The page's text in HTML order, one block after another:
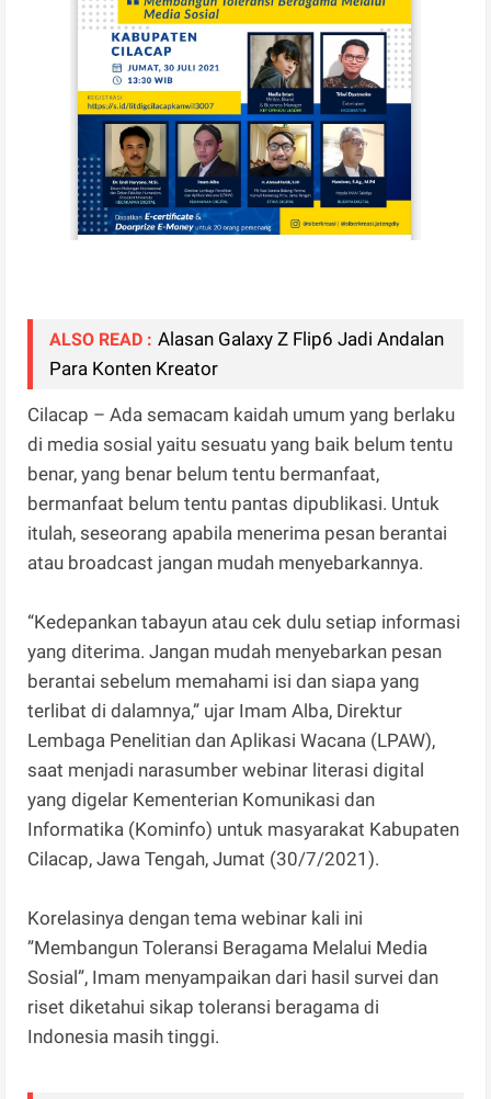
ALSO READ : Alasan Galaxy Z Flip6 Jadi Andalan
Para Konten Kreator
Cilacap – Ada semacam kaidah umum yang berlaku
di media sosial yaitu sesuatu yang baik belum tentu
benar, yang benar belum tentu bermanfaat,
bermanfaat belum tentu pantas dipublikasi. Untuk
itulah, seseorang apabila menerima pesan berantai
atau broadcast jangan mudah menyebarkannya.
“Kedepankan tabayun atau cek dulu setiap informasi
yang diterima. Jangan mudah menyebarkan pesan
berantai sebelum memahami isi dan siapa yang
terlibat di dalamnya,” ujar Imam Alba, Direktur
Lembaga Penelitian dan Aplikasi Wacana (LPAW),
saat menjadi narasumber webinar literasi digital
yang digelar Kementerian Komunikasi dan
Informatika (Kominfo) untuk masyarakat Kabupaten
Cilacap, Jawa Tengah, Jumat (30/7/2021).
Korelasinya dengan tema webinar kali ini
”Membangun Toleransi Beragama Melalui Media
Sosial”, Imam menyampaikan dari hasil survei dan
riset diketahui sikap toleransi beragama di
Indonesia masih tinggi.